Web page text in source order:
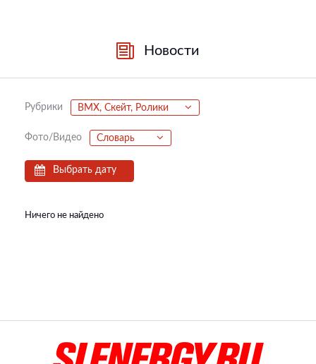
Новости
Рубрики BMX, Скейт, Ролики
Фото/Видео Словарь
Выбрать дату
Ничего не найдено